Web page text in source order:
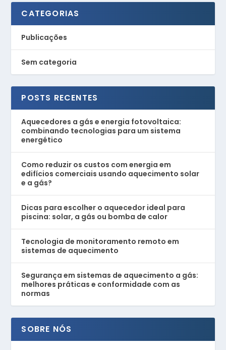
CATEGORIAS
Publicações
Sem categoria
POSTS RECENTES
Aquecedores a gás e energia fotovoltaica:
combinando tecnologias para um sistema
energético
Como reduzir os custos com energia em
edifícios comerciais usando aquecimento solar
e a gás?
Dicas para escolher o aquecedor ideal para
piscina: solar, a gás ou bomba de calor
Tecnologia de monitoramento remoto em
sistemas de aquecimento
Segurança em sistemas de aquecimento a gás:
melhores práticas e conformidade com as
normas
SOBRE NÓS